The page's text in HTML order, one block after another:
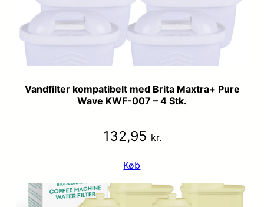
Vandfilter kompatibelt med Brita Maxtra+ Pure
Wave KWF-007 – 4 Stk.
132,95 kr.
Køb